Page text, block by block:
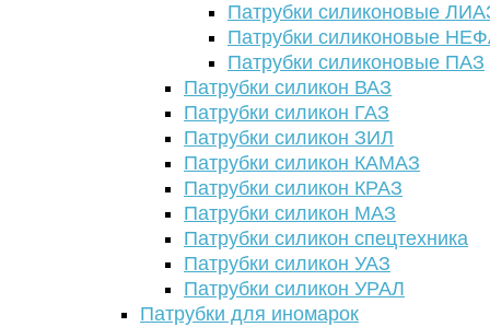
Патрубки силиконовые
Патрубки силиконовые
Патрубки силиконовые ПАЗ
Патрубки силикон ВАЗ
Патрубки силикон ГАЗ
Патрубки силикон ЗИЛ
Патрубки силикон КАМАЗ
Патрубки силикон КРАЗ
Патрубки силикон МАЗ
Патрубки силикон спецтехника
Патрубки силикон УАЗ
Патрубки силикон УРАЛ
Патрубки для иномарок